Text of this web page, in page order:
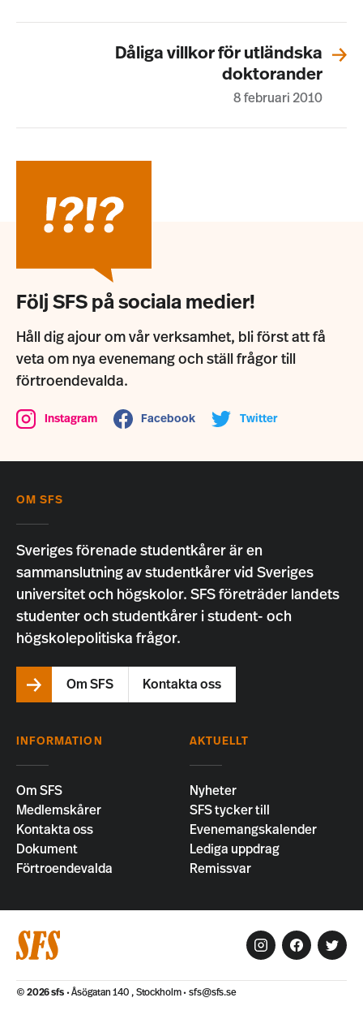
Dåliga villkor för utländska
doktorander
8 februari 2010
Följ SFS på sociala medier!
Håll dig ajour om vår verksamhet, bli först att få
veta om nya evenemang och ställ frågor till
förtroendevalda.
Instagram Facebook Twitter
OM SFS
Sveriges förenade studentkårer är en
sammanslutning av studentkårer vid Sveriges
universitet och högskolor. SFS företräder landets
studenter och studentkårer i student- och
högskolepolitiska frågor.
Om SFS Kontakta oss
INFORMATION
Om SFS
Medlemskårer
Kontakta oss
Dokument
Förtroendevalda
AKTUELLT
Nyheter
SFS tycker till
Evenemangskalender
Lediga uppdrag
Remissvar
© 2026sfs Åsögatan 140 , Stockholm sfs@sfs.se